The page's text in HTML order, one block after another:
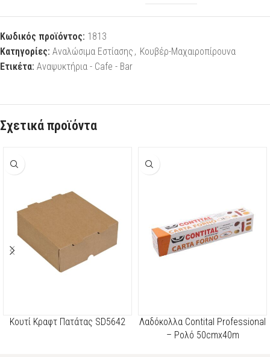
Κωδικός προϊόντος: 1813
Κατηγορίες: Αναλώσιμα Εστίασης , Κουβέρ-Μαχαιροπίρουνα
Ετικέτα: Αναψυκτήρια - Cafe - Bar
Σχετικά προϊόντα
Κουτί Κραφτ Πατάτας SD5642
Λαδόκολλα Contital Professional
– Ρολό 50cmx40m